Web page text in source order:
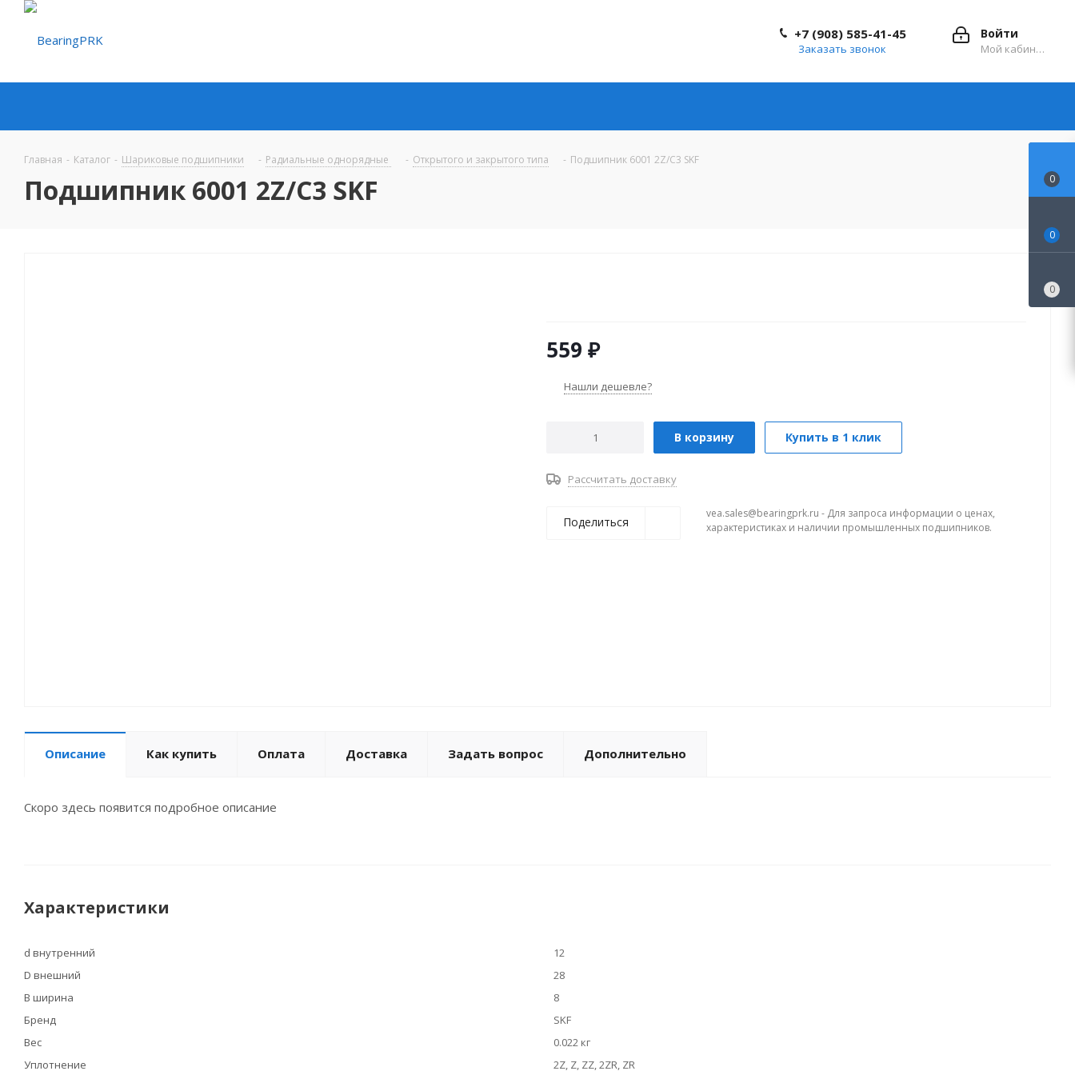
Войти
Мой кабинет
+7 (908) 585-41-45
Заказать звонок
Главная - Каталог - Шариковые подшипники - Радиальные однорядные - Открытого и закрытого типа - Подшипник 6001 2Z/C3 SKF
Подшипник 6001 2Z/C3 SKF
559 ₽
Нашли дешевле?
В корзину Купить в 1 клик
Рассчитать доставку
Поделиться
vea.sales@bearingprk.ru - Для запроса информации о ценах,
характеристиках и наличии промышленных подшипников.
Описание Как купить Оплата Доставка Задать вопрос Дополнительно
Скоро здесь появится подробное описание
Характеристики
d внутренний
12
D внешний
28
B ширина
8
Бренд
SKF
Вес
0.022 кг
Уплотнение
2Z, Z, ZZ, 2ZR, ZR
0
0
0